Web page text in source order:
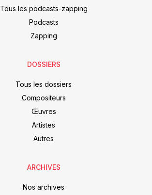
Tous les podcasts-zapping
Podcasts
Zapping
DOSSIERS
Tous les dossiers
Compositeurs
Œuvres
Artistes
Autres
ARCHIVES
Nos archives